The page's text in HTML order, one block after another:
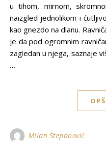
u tihom, mirnom,
naizgled jednolikom i
kao gnezdo na dlanu.
je da pod ogromnim
zagledan u njega, saznaje
…
Milan Stepanović